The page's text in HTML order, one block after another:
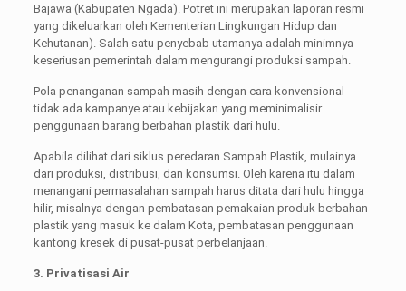
Bajawa (Kabupaten Ngada). Potret ini merupakan laporan resmi
yang dikeluarkan oleh Kementerian Lingkungan Hidup dan
Kehutanan). Salah satu penyebab utamanya adalah minimnya
keseriusan pemerintah dalam mengurangi produksi sampah.
Pola penanganan sampah masih dengan cara konvensional
tidak ada kampanye atau kebijakan yang meminimalisir
penggunaan barang berbahan plastik dari hulu.
Apabila dilihat dari siklus peredaran Sampah Plastik, mulainya
dari produksi, distribusi, dan konsumsi. Oleh karena itu dalam
menangani permasalahan sampah harus ditata dari hulu hingga
hilir, misalnya dengan pembatasan pemakaian produk berbahan
plastik yang masuk ke dalam Kota, pembatasan penggunaan
kantong kresek di pusat-pusat perbelanjaan.
3. Privatisasi Air